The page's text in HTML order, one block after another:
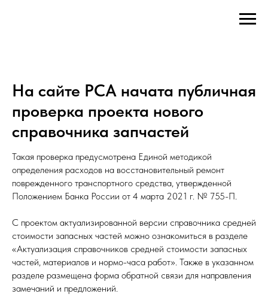
На сайте РСА начата публичная
проверка проекта нового
справочника запчастей
Такая проверка предусмотрена Единой методикой
определения расходов на восстановительный ремонт
поврежденного транспортного средства, утвержденной
Положением Банка России от 4 марта 2021 г. № 755-П.
С проектом актуализированной версии справочника средней
стоимости запасных частей можно ознакомиться в разделе
«Актуализация справочников средней стоимости запасных
частей, материалов и нормо-часа работ». Также в указанном
разделе размещена форма обратной связи для направления
замечаний и предложений.